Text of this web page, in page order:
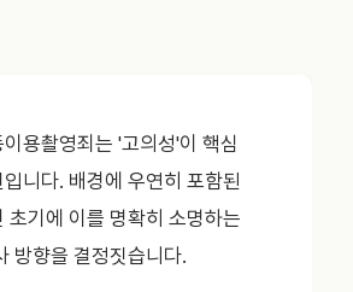
용촬영죄는 '고의성'이 핵심
니다. 배경에 우연히 포함된
초기에 이를 명확히 소명하는
방향을 결정짓습니다.